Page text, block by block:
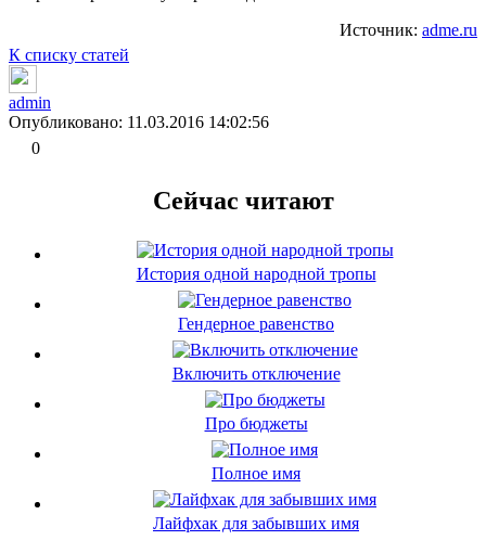
Источник: adme.ru
К списку статей
admin
Опубликовано: 11.03.2016 14:02:56
0
Сейчас читают
История одной народной тропы
Гендерное равенство
Включить отключение
Про бюджеты
Полное имя
Лайфхак для забывших имя